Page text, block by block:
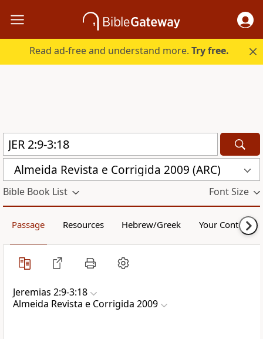
Read ad-free and understand more.Try free.
Almeida Revista e Corrigida 2009 (ARC)
Bible Book List Font Size
Passage Resources Hebrew/Greek Your Content
Jeremias 2:9-3:18
Almeida Revista e Corrigida 2009